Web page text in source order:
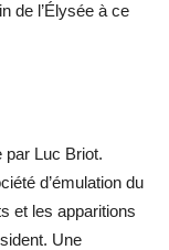
de l’Élysée à ce
par Luc Briot.
d’émulation du
et les apparitions
Une